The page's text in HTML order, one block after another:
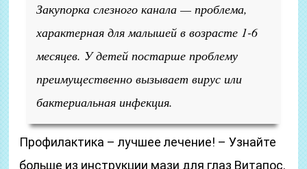
Закупорка слезного канала — проблема,
характерная для малышей в возрасте 1-6
месяцев. У детей постарше проблему
преимущественно вызывает вирус или
бактериальная инфекция.
Профилактика – лучшее лечение! – Узнайте
больше из инструкции мази для глаз Витапос.